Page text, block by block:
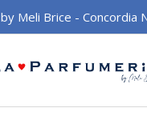
by Meli Brice -